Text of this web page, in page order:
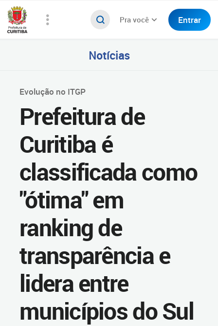
Pra você Entrar
Notícias
Evolução no ITGP
Prefeitura de
Curitiba é
classificada como
"ótima" em
ranking de
transparência e
lidera entre
municípios do Sul